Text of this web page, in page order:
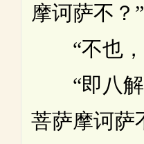
摩诃萨不？”
“不也，
“即八解
菩萨摩诃萨